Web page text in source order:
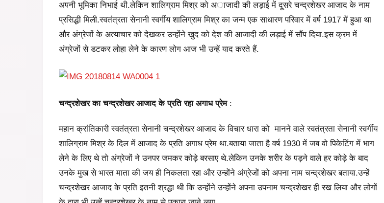
अपनी भूमिका निभाई थी.लेकिन शालिग्राम मिश्र को अाजादी की लड़ाई में दूसरे चन्द्रशेखर आजाद के नाम
प्रसिद्धी मिली.स्वतंत्रता सेनानी स्वर्गीय शालिग्राम मिश्र का जन्म एक साधारण परिवार में वर्ष 1917 में हुआ था
और अंग्रेजों के अत्याचार को देखकर उन्होंने खुद को देश की आजादी की लड़ाई में सौंप दिया.इस क्रम में
अंग्रेजों से डटकर लोहा लेने के कारण लोग आज भी उन्हें याद करते हैं.
चन्द्रशेखर का चन्द्रशेखर आजाद के प्रति रहा अगाध प्रेम:
महान क्रांतिकारी स्वतंत्रता सेनानी चन्द्रशेखर आजाद के विचार धारा को मानने वाले स्वतंत्रता सेनानी स्वर्गीय
शालिग्राम मिश्र के दिल में आजाद के प्रति अगाध प्रेम था.बताया जाता है वर्ष 1930 में जब वो पिकेटिंग में भाग
लेने के लिए थे तो अंग्रेजों ने उनपर जमकर कोड़े बरसाए थे.लेकिन उनके शरीर के पड़ने वाले हर कोड़े के बाद
उनके मुख से भारत माता की जय ही निकलता रहा और उन्होंने अंग्रेजों को अपना नाम चन्द्रशेखर बताया.उन्हें
चन्द्रशेखर आजाद के प्रति इतनी श्रद्धा थी कि उन्होंने उन्होंने अपना उपनाम चन्द्रशेखर ही रख लिया और लोगों